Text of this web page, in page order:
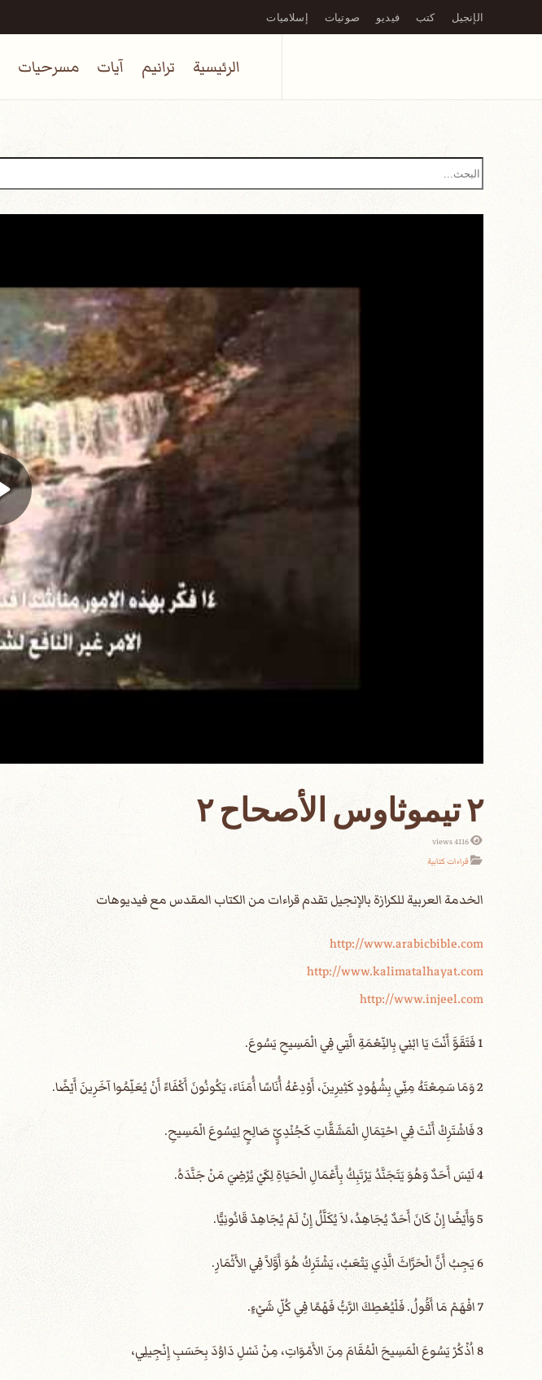
Skip to main content
الإنجيل كتب فيديو صوتيات إسلاميات
الرئيسية ترانيم آيات مسرحيات
٢ تيموثاوس الأصحاح ٢
4116 views
قراءات كتابية
الخدمة العربية للكرازة بالإنجيل تقدم قراءات من الكتاب المقدس مع فيديوهات
http://www.arabicbible.com
http://www.kalimatalhayat.com
http://www.injeel.com
1 فَتَقَوَّ أَنْتَ يَا ابْنِي بِالنِّعْمَةِ الَّتِي فِي الْمَسِيحِ يَسُوعَ.
2 وَمَا سَمِعْتَهُ مِنِّي بِشُهُودٍ كَثِيرِينَ، أَوْدِعْهُ أُنَاسًا أُمَنَاءَ، يَكُونُونَ أَكْفَاءً أَنْ يُعَلِّمُوا آخَرِينَ أَيْضًا.
3 فَاشْتَرِكْ أَنْتَ فِي احْتِمَالِ الْمَشَقَّاتِ كَجُنْدِيٍّ صَالِحٍ لِيَسُوعَ الْمَسِيحِ.
4 لَيْسَ أَحَدٌ وَهُوَ يَتَجَنَّدُ يَرْتَبِكُ بِأَعْمَالِ الْحَيَاةِ لِكَيْ يُرْضِيَ مَنْ جَنَّدَهُ.
5 وَأَيْضًا إِنْ كَانَ أَحَدٌ يُجَاهِدُ، لاَ يُكَلَّلُ إِنْ لَمْ يُجَاهِدْ قَانُونِيًّا.
6 يَجِبُ أَنَّ الْحَرَّاثَ الَّذِي يَتْعَبُ، يَشْتَرِكُ هُوَ أَوَّلاً فِي الأَثْمَارِ.
7 افْهَمْ مَا أَقُولُ. فَلْيُعْطِكَ الرَّبُّ فَهْمًا فِي كُلِّ شَيْءٍ.
8 اُذْكُرْ يَسُوعَ الْمَسِيحَ الْمُقَامَ مِنَ الأَمْوَاتِ، مِنْ نَسْلِ دَاوُدَ بِحَسَبِ إِنْجِيلِي،